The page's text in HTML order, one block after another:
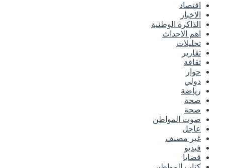
اقتصاد
الاخبار
الذاكرة الوطنية
اهم الاحداث
تحليلات
تقارير
ثقافة
حوار
دولي
رياضة
صحة
صحة
صوت المواطن
عاجل
غير مصنف
فيديو
قضايا